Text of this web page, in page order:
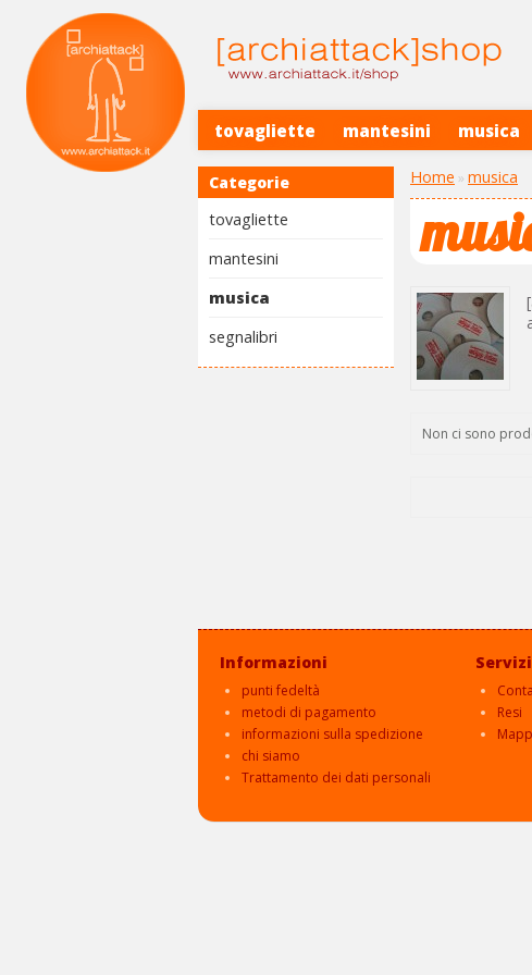
tovagliette mantesini musica
Categorie
tovagliette
mantesini
musica
segnalibri
Home » musica
Non ci sono
Informazioni
punti fedeltà
metodi di pagamento
informazioni sulla spedizione
chi siamo
Trattamento dei dati personali
Resi